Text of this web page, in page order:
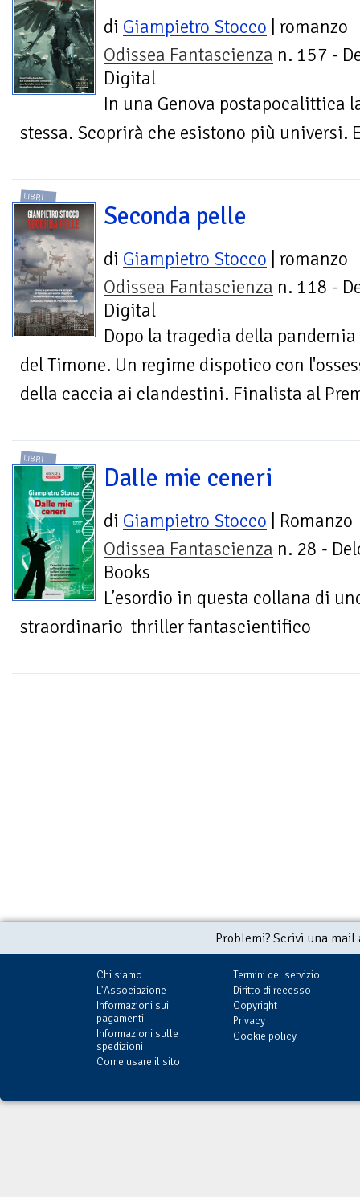
di Giampietro Stocco | romanzo
Odissea Fantascienza n. 157 -
Digital
In una Genova postapocalittica
stessa. Scoprirà che esistono più universi.
LIBRI
Seconda pelle
di Giampietro Stocco | romanzo
Odissea Fantascienza n. 118 -
Digital
Dopo la tragedia della
del Timone. Un regime dispotico con
della caccia ai clandestini. Finalista al
LIBRI
Dalle mie ceneri
di Giampietro Stocco | Romanzo
Odissea Fantascienza n. 28 -
Books
L’esordio in questa collana di
straordinario thriller fantascientifico
Problemi? Scrivi una
Chi siamo
L'Associazione
Informazioni sui
pagamenti
Informazioni sulle
spedizioni
Come usare il sito
Termini del servizio
Diritto di recesso
Copyright
Privacy
Cookie policy